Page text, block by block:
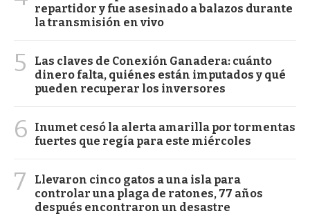
repartidor y fue asesinado a balazos durante
la transmisión en vivo
5
Las claves de Conexión Ganadera: cuánto
dinero falta, quiénes están imputados y qué
pueden recuperar los inversores
6
Inumet cesó la alerta amarilla por tormentas
fuertes que regía para este miércoles
7
Llevaron cinco gatos a una isla para
controlar una plaga de ratones, 77 años
después encontraron un desastre